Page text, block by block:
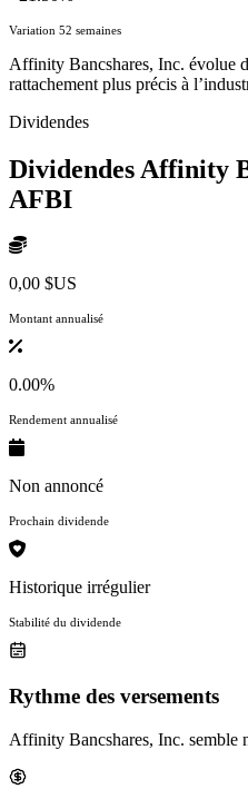
Variation 52 semaines
Affinity Bancshares, Inc. évolue
rattachement plus précis à
Dividendes
Dividendes Affinity
AFBI
0,00 $US
Montant annualisé
0.00%
Rendement annualisé
Non annoncé
Prochain dividende
Historique irrégulier
Stabilité du dividende
Rythme des versements
Affinity Bancshares, Inc. semble